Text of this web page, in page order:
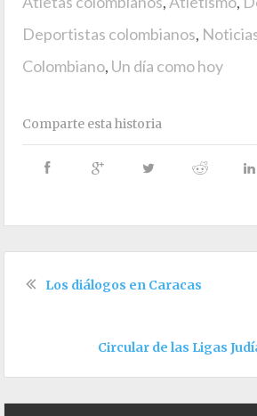
Deportistas colombianos,
Colombiano, Un día como hoy
Comparte esta historia
Los diálogos en Caracas
Circular de las Ligas